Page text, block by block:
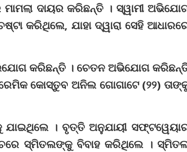
ଦାୟର କରିଛନ୍ତି । ସ୍ୱାମୀ
କରିଥିଲେ, ଯାହା ଦ୍ୱାରା ସେହି
କରିଛନ୍ତି । ଚେତନ ଅଭିଯୋଗ
କୋ‌ସ୍ତୁବ ଅନିଲ ଗୋଗାଟେ (୨୨)
। ବୃତ୍ତି ଅନୁଯାୟୀ
ସ୍ମିତଲଙ୍କୁ ବିବାହ କରିଥିଲେ ।